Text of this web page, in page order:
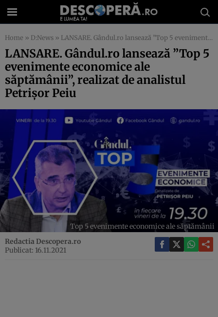
Home » D:News » LANSARE. Gândul.ro lansează ”Top 5 evenimente economice ale săptămânii”, realizat de analistul Petrișor Peiu
LANSARE. Gândul.ro lansează ”Top 5
evenimente economice ale
săptămânii”, realizat de analistul
Petrișor Peiu
Top 5 evenimente economice ale săptămânii
Redactia Descopera.ro
Publicat: 16.11.2021